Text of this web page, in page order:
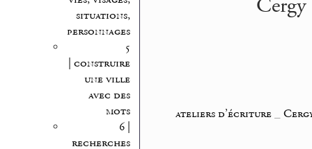
situations,
personnages
5
| construire
une ville
avec des
mots
6 |
recherches
ateliers d’écriture_